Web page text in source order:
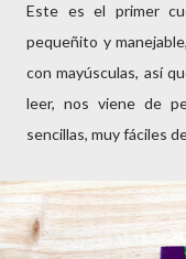
Este es el primer
pequeñito y
con mayúsculas, así
leer, nos viene de
sencillas, muy fáciles